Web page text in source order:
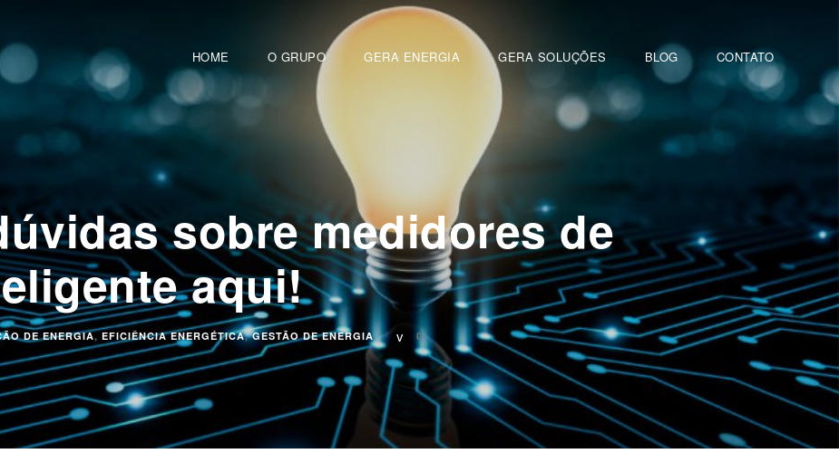
HOME O GRUPO GERA ENERGIA GERA SOLUÇÕES BLOG CONTATO
sobre medidores de
aqui!
DE ENERGIA, EFICIÊNCIA ENERGÉTICA, GESTÃO DE ENERGIA 0